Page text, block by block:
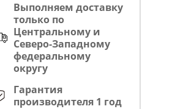
Выполняем доставку
только по
Центральному и
Северо-Западному
федеральному
округу
Гарантия
производителя 1 год